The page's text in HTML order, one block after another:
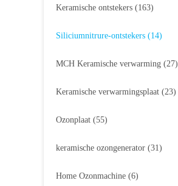
Keramische ontstekers (163)
Siliciumnitrure-ontstekers (14)
MCH Keramische verwarming (27)
Keramische verwarmingsplaat (23)
Ozonplaat (55)
keramische ozongenerator (31)
Home Ozonmachine (6)